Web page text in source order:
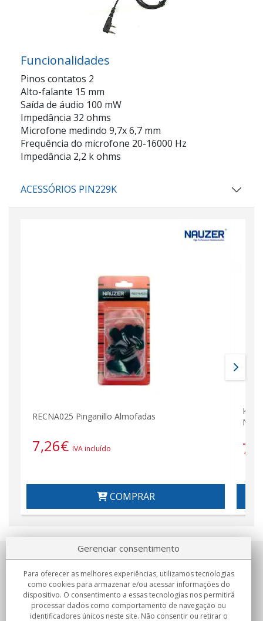
Funcionalidades
Pinos contatos 2
Alto-falante 15 mm
Saída de áudio 100 mW
Impedância 32 ohms
Microfone medindo 9,7x 6,7 mm
Frequência do microfone 20-16000 Hz
Impedância 2,2 k ohms
ACESSÓRIOS PIN229K
RECNA025 Pinganillo Almofadas
7,26€ IVA incluído
COMPRAR
Mhz
Sobre nosotros
Compromissos
Compras
Gerenciar consentimento
Para oferecer as melhores experiências, utilizamos tecnologias
como cookies para armazenar e/ou acessar informações do
dispositivo. O consentimento a essas tecnologias nos permitirá
processar dados como comportamento de navegação ou
identificadores únicos neste site. Não consentir ou retirar o